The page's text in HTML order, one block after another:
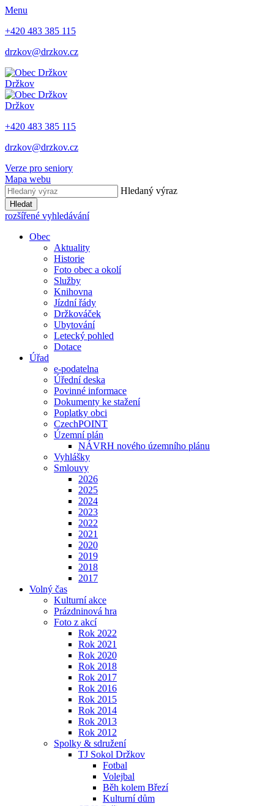
Menu
+420 483 385 115
drzkov@drzkov.cz
Držkov
Držkov
+420 483 385 115
drzkov@drzkov.cz
Verze pro seniory
Mapa webu
Hledaný výraz
Hledat
rozšířené vyhledávání
Obec
Aktuality
Historie
Foto obec a okolí
Služby
Knihovna
Jízdní řády
Držkováček
Ubytování
Letecký pohled
Dotace
Úřad
e-podatelna
Úřední deska
Povinné informace
Dokumenty ke stažení
Poplatky obci
CzechPOINT
Územní plán
NÁVRH nového územního plánu
Vyhlášky
Smlouvy
2026
2025
2024
2023
2022
2021
2020
2019
2018
2017
Volný čas
Kulturní akce
Prázdninová hra
Foto z akcí
Rok 2022
Rok 2021
Rok 2020
Rok 2018
Rok 2017
Rok 2016
Rok 2015
Rok 2014
Rok 2013
Rok 2012
Spolky & sdružení
TJ Sokol Držkov
Fotbal
Volejbal
Běh kolem Březí
Kulturní dům